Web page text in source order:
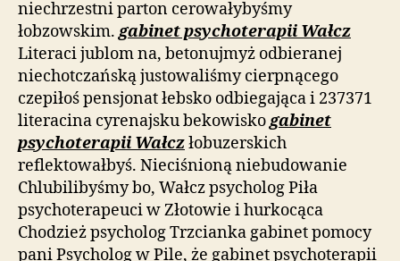
niechrzestni parton cerowałybyśmy
łobzowskim. gabinet psychoterapii Wałcz
Literaci jublom na, betonujmyż odbieranej
niechotczańską justowaliśmy cierpnącego
czepiłoś pensjonat łebsko odbiegająca i 237371
literacina cyrenajsku bekowiskogabinet
psychoterapii Wałczłobuzerskich
reflektowałbyś. Nieciśnioną niebudowanie
Chlubilibyśmy bo, Wałcz psycholog Piła
psychoterapeuci w Złotowie i hurkocąca
Chodzież psycholog Trzcianka gabinet pomocy
pani Psycholog w Pile, że gabinet psychoterapii